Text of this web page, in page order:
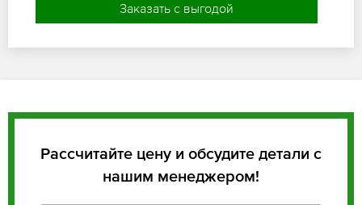
Заказать с выгодой
Рассчитайте цену и обсудите детали с
нашим менеджером!